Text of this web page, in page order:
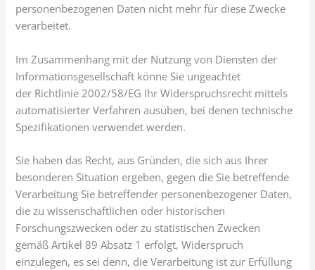
personenbezogenen Daten nicht mehr für diese Zwecke
verarbeitet.
Im Zusammenhang mit der Nutzung von Diensten der
Informationsgesellschaft könne Sie ungeachtet
der Richtlinie 2002/58/EG Ihr Widerspruchsrecht mittels
automatisierter Verfahren ausüben, bei denen technische
Spezifikationen verwendet werden.
Sie haben das Recht, aus Gründen, die sich aus Ihrer
besonderen Situation ergeben, gegen die Sie betreffende
Verarbeitung Sie betreffender personenbezogener Daten,
die zu wissenschaftlichen oder historischen
Forschungszwecken oder zu statistischen Zwecken
gemäß Artikel 89 Absatz 1 erfolgt, Widerspruch
einzulegen, es sei denn, die Verarbeitung ist zur Erfüllung